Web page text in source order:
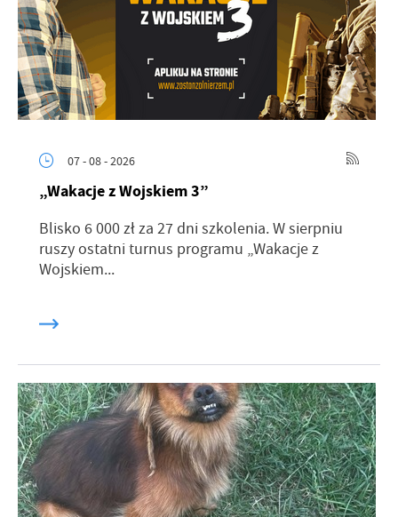
07 - 08 - 2026
„Wakacje z Wojskiem 3”
Blisko 6 000 zł za 27 dni szkolenia. W sierpniu
ruszy ostatni turnus programu „Wakacje z
Wojskiem...